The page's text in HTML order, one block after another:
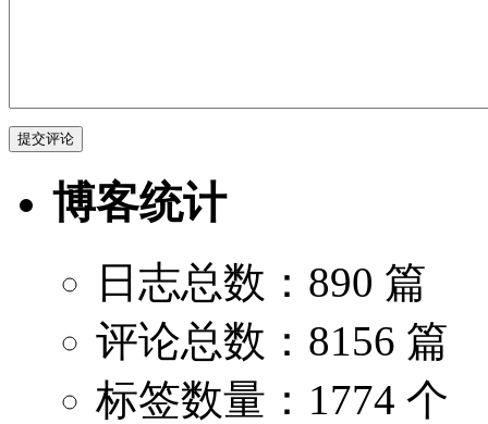
博客统计
日志总数：890 篇
评论总数：8156 篇
标签数量：1774 个